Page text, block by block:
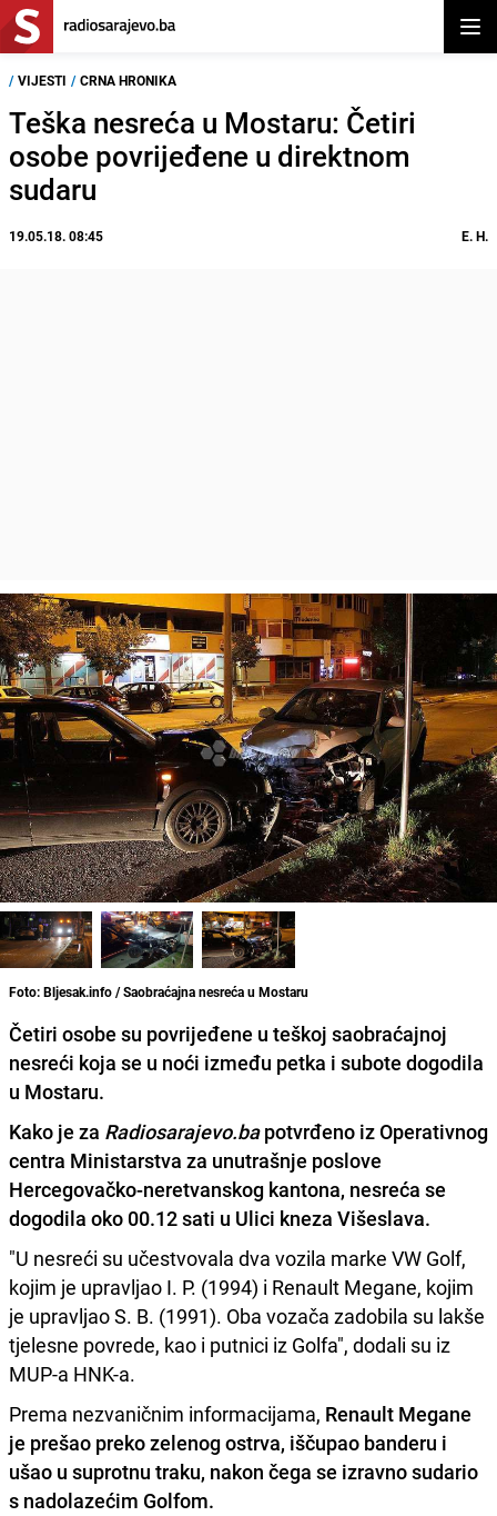
/ VIJESTI / CRNA HRONIKA
Teška nesreća u Mostaru: Četiri
osobe povrijeđene u direktnom
sudaru
19.05.18. 08:45 E. H.
Foto: Bljesak.info / Saobraćajna nesreća u Mostaru
Četiri osobe su povrijeđene u teškoj saobraćajnoj
nesreći koja se u noći između petka i subote dogodila
u Mostaru.
Kako je za Radiosarajevo.bapotvrđeno iz Operativnog
centra Ministarstva za unutrašnje poslove
Hercegovačko-neretvanskog kantona, nesreća se
dogodila oko 00.12 sati u Ulici kneza Višeslava.
"U nesreći su učestvovala dva vozila marke VW Golf,
kojim je upravljao I. P. (1994) i Renault Megane, kojim
je upravljao S. B. (1991). Oba vozača zadobila su lakše
tjelesne povrede, kao i putnici iz Golfa", dodali su iz
MUP-a HNK-a.
Prema nezvaničnim informacijama, Renault Megane
je prešao preko zelenog ostrva, iščupao banderu i
ušao u suprotnu traku, nakon čega se izravno sudario
s nadolazećim Golfom.